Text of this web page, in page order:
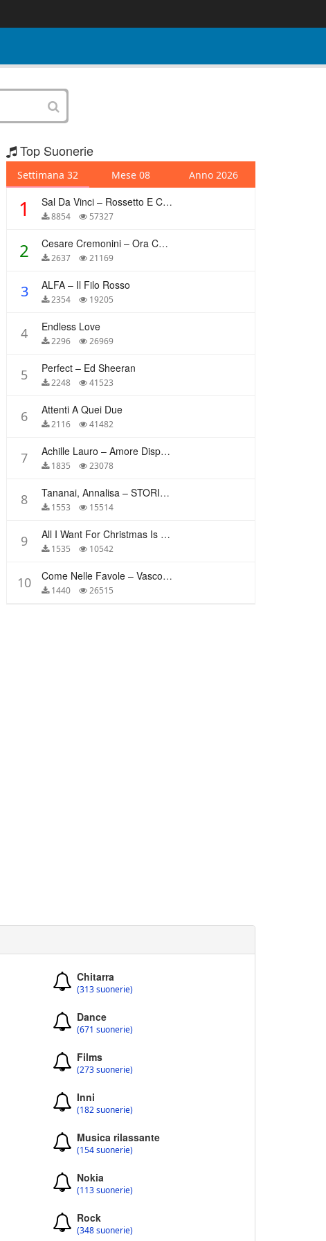
Top Suonerie
Settimana 32 Mese 08 Anno 2026
1 Sal Da Vinci – Rossetto E Caffè
8854 57327
2 Cesare Cremonini – Ora Che Non Ho Più Te
2637 21169
3 ALFA – Il Filo Rosso
2354 19205
4 Endless Love
2296 26969
5 Perfect – Ed Sheeran
2248 41523
6 Attenti A Quei Due
2116 41482
7 Achille Lauro – Amore Disperato
1835 23078
8 Tananai, Annalisa – STORIE BREVI
1553 15514
9 All I Want For Christmas Is You – Mariah Carey
1535 10542
10 Come Nelle Favole – Vasco Rossi
1440 26515
Chitarra
(313 suonerie)
Dance
(671 suonerie)
Films
(273 suonerie)
Inni
(182 suonerie)
Musica rilassante
(154 suonerie)
Nokia
(113 suonerie)
Rock
(348 suonerie)